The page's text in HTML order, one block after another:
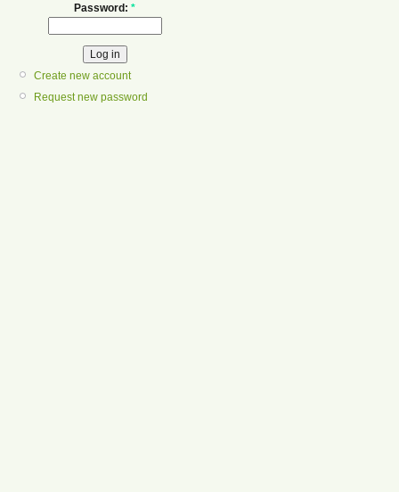
Password: *
Create new account
Request new password